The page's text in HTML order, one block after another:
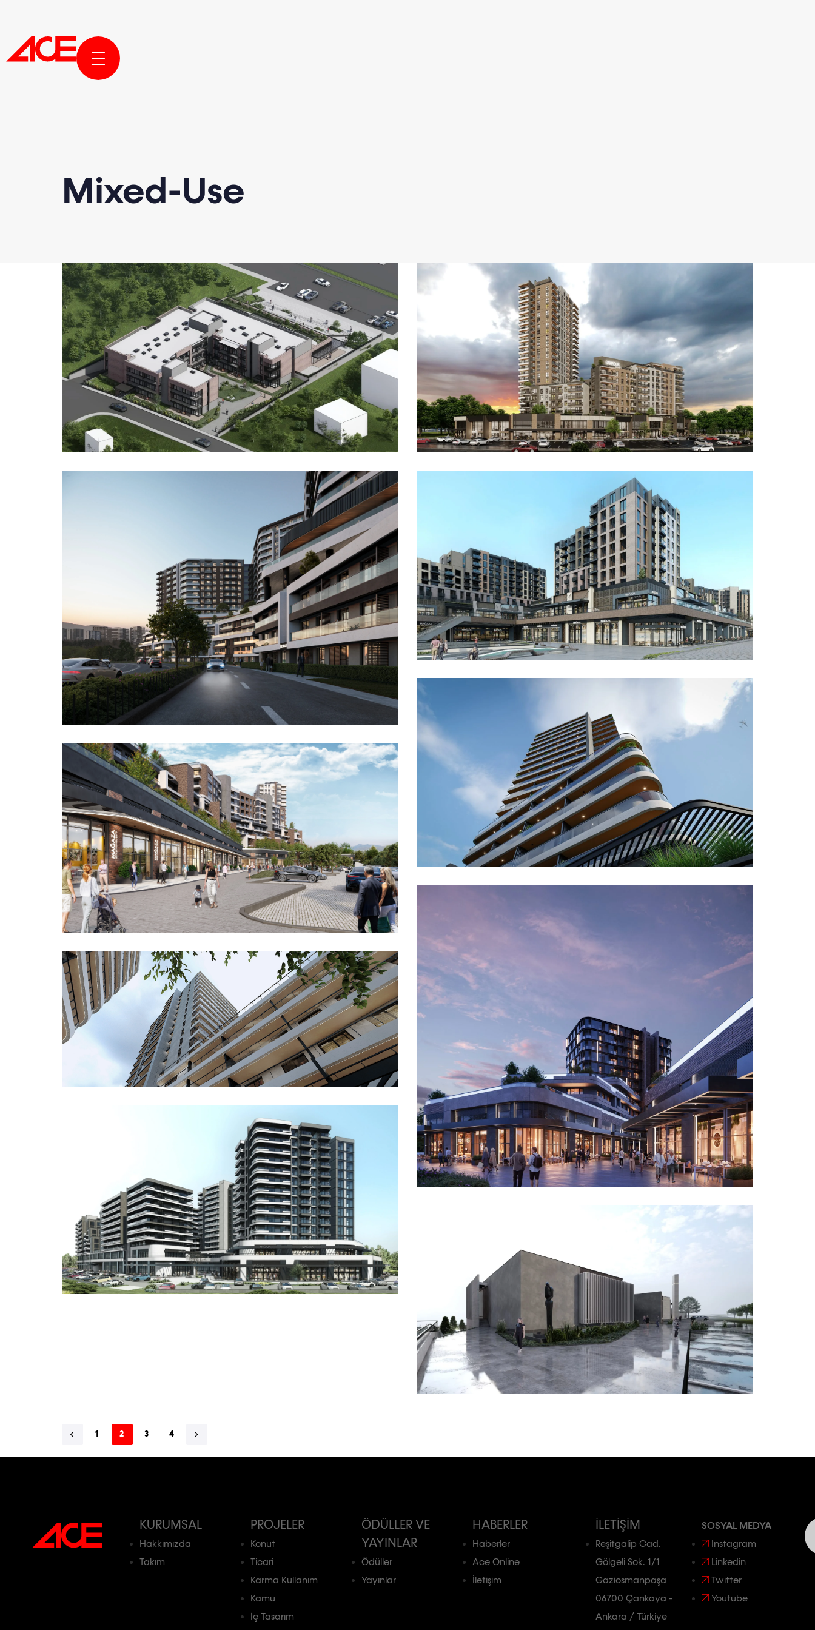
HABERLER & HİKAYELER
ACE ONLINE
BİZE ULAŞIN
Mixed-Use
1 2 3 4
KURUMSAL
Hakkımızda
Takım
PROJELER
Konut
Ticari
Karma Kullanım
Kamu
İç Tasarım
ÖDÜLLER VE
YAYINLAR
Ödüller
Yayınlar
HABERLER
Haberler
Ace Online
İletişim
İLETIŞIM
Reşitgalip Cad.
Gölgeli Sok. 1/1
Gaziosmanpaşa
06700 Çankaya -
Ankara / Türkiye
SOSYAL MEDYA
Instagram
Linkedin
Twitter
Youtube